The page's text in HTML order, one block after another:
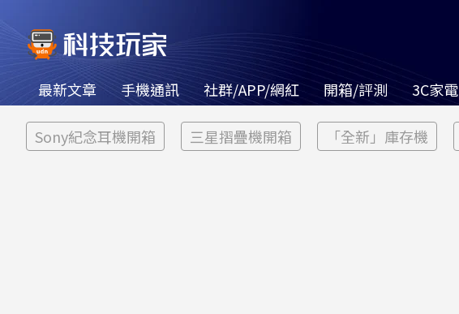
最新文章 手機通訊 社群/APP/網紅 開箱/評測 3C家電
Sony紀念耳機開箱 三星摺疊機開箱 「全新」庫存機